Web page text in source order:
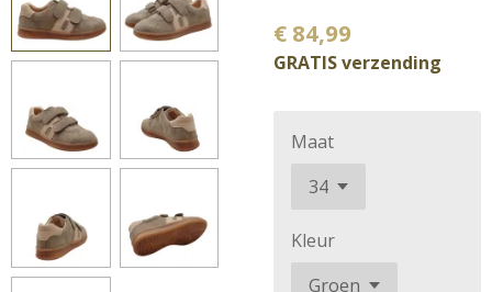
€ 84,99
GRATIS verzending
Maat
Kleur